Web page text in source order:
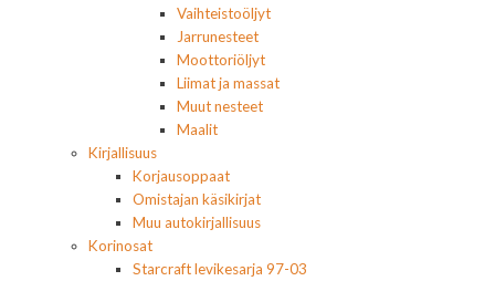
Vaihteistoöljyt
Jarrunesteet
Moottoriöljyt
Liimat ja massat
Muut nesteet
Maalit
Kirjallisuus
Korjausoppaat
Omistajan käsikirjat
Muu autokirjallisuus
Korinosat
Starcraft levikesarja 97-03